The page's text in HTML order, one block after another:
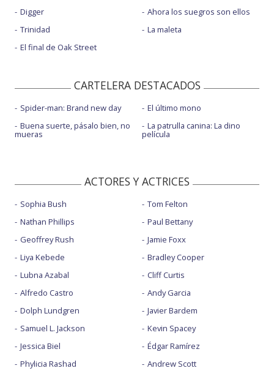
Digger
Trinidad
El final de Oak Street
Ahora los suegros son ellos
La maleta
CARTELERA DESTACADOS
Spider-man: Brand new day
Buena suerte, pásalo bien, no
mueras
El último mono
La patrulla canina: La dino
película
ACTORES Y ACTRICES
Sophia Bush
Nathan Phillips
Geoffrey Rush
Liya Kebede
Lubna Azabal
Alfredo Castro
Dolph Lundgren
Samuel L. Jackson
Jessica Biel
Phylicia Rashad
Tom Felton
Paul Bettany
Jamie Foxx
Bradley Cooper
Cliff Curtis
Andy Garcia
Javier Bardem
Kevin Spacey
Édgar Ramírez
Andrew Scott